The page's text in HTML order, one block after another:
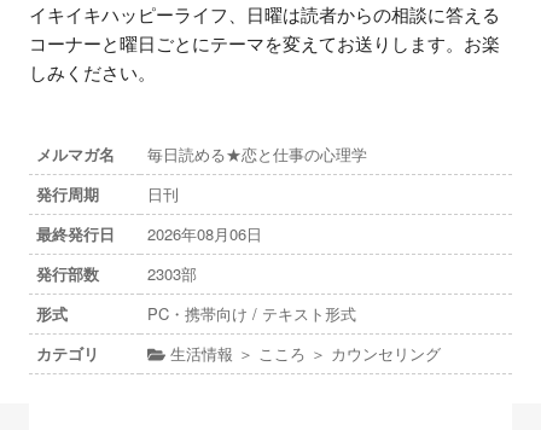
イキイキハッピーライフ、日曜は読者からの相談に答える
コーナーと曜日ごとにテーマを変えてお送りします。お楽
しみください。
メルマガ名
毎日読める★恋と仕事の心理学
発行周期
日刊
最終発行日
2026年08月06日
発行部数
2303部
形式
PC・携帯向け / テキスト形式
カテゴリ
生活情報 ＞ こころ ＞ カウンセリング